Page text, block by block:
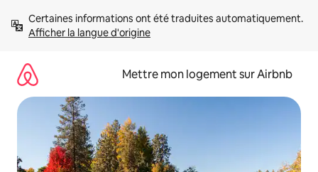
directement
Afficher la langue d'origine
Mettre mon logement sur Airbnb